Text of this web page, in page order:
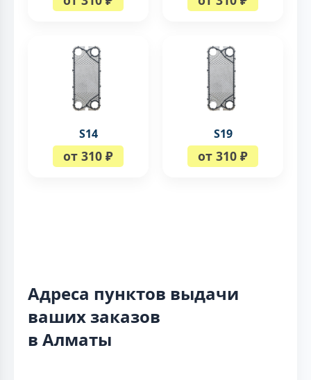
S14
от 310 ₽
S19
от 310 ₽
Адреса пунктов выдачи
ваших заказов
в Алматы